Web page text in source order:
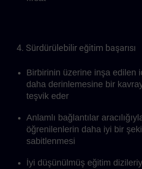
4. Sürdürülebilir eğitim başarısı
Birbirinin üzerine inşa edilen
daha derinlemesine bir
teşvik eder
Anlamlı bağlantılar
öğrenilenlerin daha iyi bir
sabitlenmesi
İyi düşünülmüş eğitim